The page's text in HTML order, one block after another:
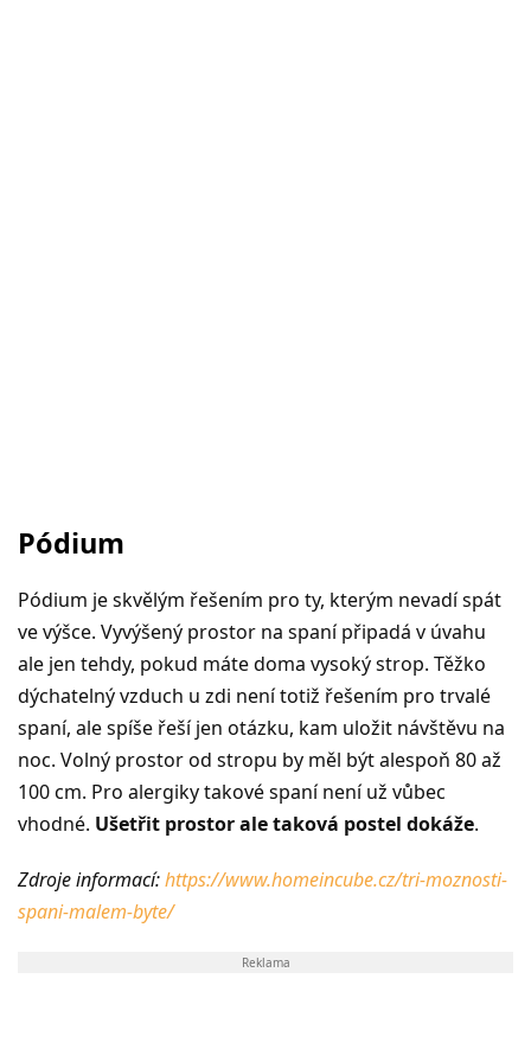
Pódium
Pódium je skvělým řešením pro ty, kterým nevadí spát
ve výšce. Vyvýšený prostor na spaní připadá v úvahu
ale jen tehdy, pokud máte doma vysoký strop. Těžko
dýchatelný vzduch u zdi není totiž řešením pro trvalé
spaní, ale spíše řeší jen otázku, kam uložit návštěvu na
noc. Volný prostor od stropu by měl být alespoň 80 až
100 cm. Pro alergiky takové spaní není už vůbec
vhodné. Ušetřit prostor ale taková postel dokáže.
Zdroje informací:https://www.homeincube.cz/tri-moznosti-
spani-malem-byte/
Reklama